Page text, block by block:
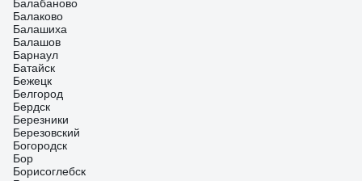
Балабаново
Балаково
Балашиха
Балашов
Барнаул
Батайск
Бежецк
Белгород
Бердск
Березники
Березовский
Богородск
Бор
Борисоглебск